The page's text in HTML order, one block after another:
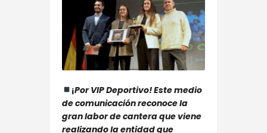
¡Por VIP Deportivo! Este medio
de comunicación reconoce la
gran labor de cantera que viene
realizando la entidad que